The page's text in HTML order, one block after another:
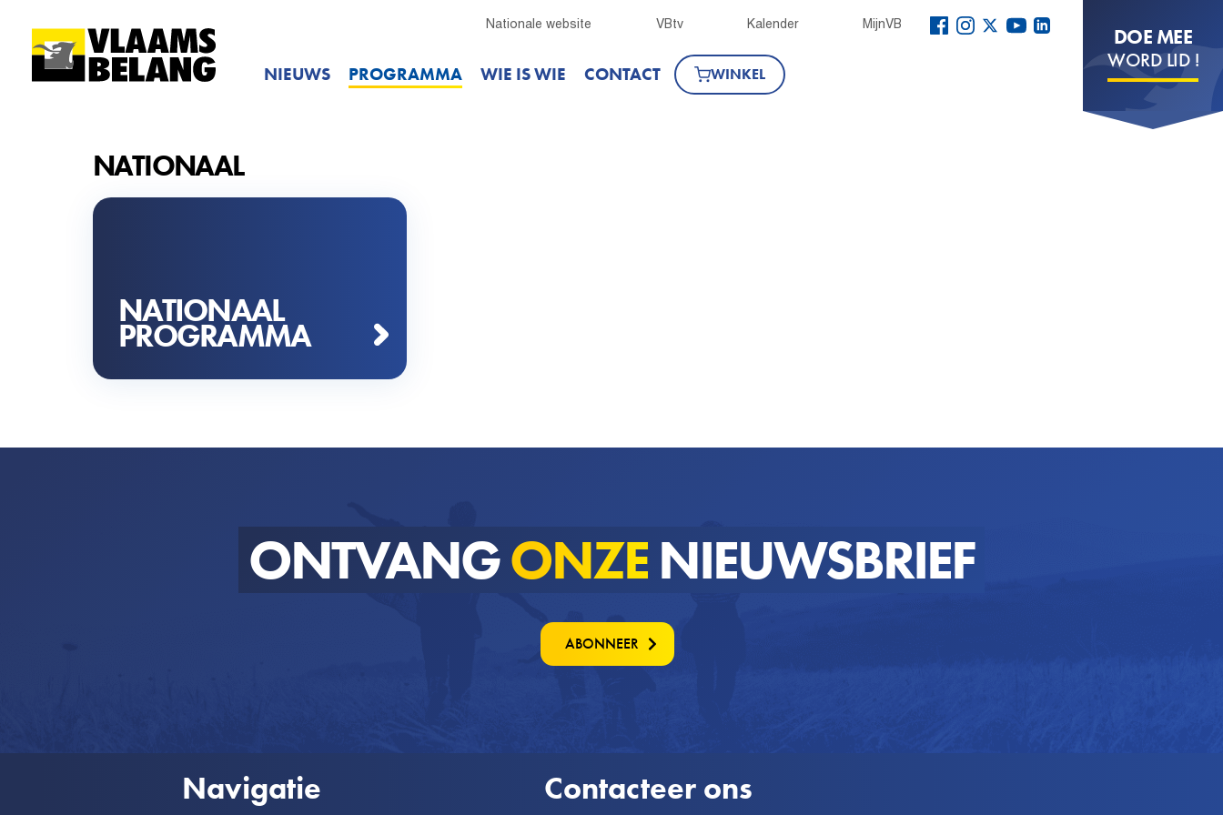
Nationale website VBtv Kalender MijnVB
NIEUWS PROGRAMMA WIE IS WIE CONTACT WINKEL
DOE MEE
WORD LID !
NATIONAAL
NATIONAAL
PROGRAMMA
ONTVANGONZE NIEUWSBRIEF
ABONNEER
Navigatie Contacteer ons